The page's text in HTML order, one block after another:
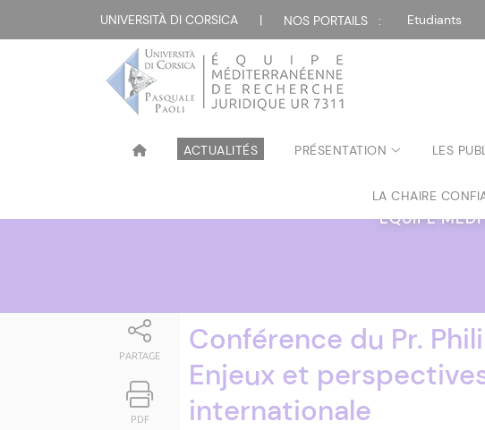
UNIVERSITÀ DI CORSICA | NOS PORTAILS : Etudiants
ACTUALITÉS PRÉSENTATION LES
LA CHAIRE
ÉQUIPE
PARTAGE
PDF
Conférence du Pr.
Enjeux et
internationale